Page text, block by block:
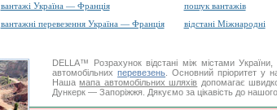
вантажі Україна — Франція
пошук вантажів
вантажні перевезення Україна — Франція відстані Міжнародні
DELLA™ Розрахунок відстані між містами
автомобільнихперевезень . Основний пріоритет у
Нашамапа автомобільних шляхів допомагає
Дункерк — Запоріжжя. Дякуємо за цікавість до